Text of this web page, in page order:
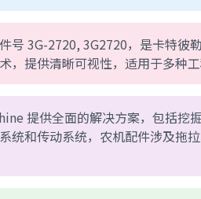
号 3G-2720, 3G2720，是卡特彼
，提供清晰可视性，适用于多种工
提供全面的解决方案，包括挖
统和传动系统，农机配件涉及拖